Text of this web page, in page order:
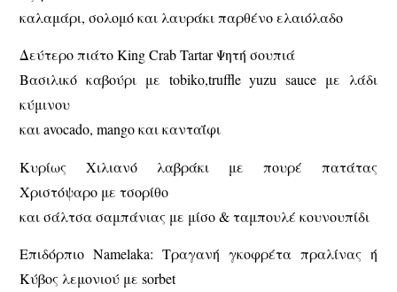
καλαμάρι, σολομό και λαυράκι παρθένο ελαιόλαδο
Δεύτερο πιάτο King Crab Tartar Ψητή σουπιά
Βασιλικό καβούρι με tobiko,truffle yuzu sauce με λάδι
κύμινου
και avocado, mango και κανταΐφι
Κυρίως Χιλιανό λαβράκι με πουρέ πατάτας
Χριστόψαρο με τσορίθο
και σάλτσα σαμπάνιας με μίσο & ταμπουλέ κουνουπίδι
Επιδόρπιο Namelaka: Τραγανή γκοφρέτα πραλίνας ή
Κύβος λεμονιού με sorbet